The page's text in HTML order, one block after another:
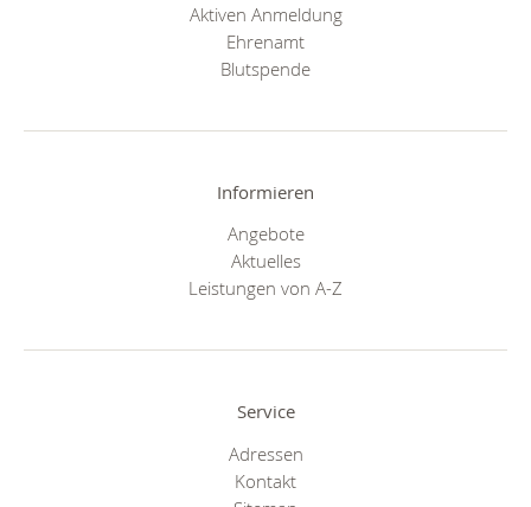
Aktiven Anmeldung
Ehrenamt
Blutspende
Informieren
Angebote
Aktuelles
Leistungen von A-Z
Service
Adressen
Kontakt